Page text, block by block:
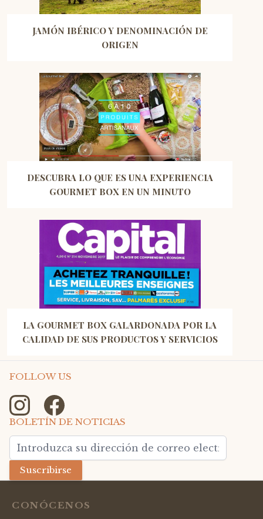
JAMÓN IBÉRICO Y DENOMINACIÓN DE
ORIGEN
DESCUBRA LO QUE ES UNA EXPERIENCIA
GOURMET BOX EN UN MINUTO
LA GOURMET BOX GALARDONADA POR LA
CALIDAD DE SUS PRODUCTOS Y SERVICIOS
FOLLOW US
BOLETÍN DE NOTICIAS
Dirección de email
Suscribirse
CONÓCENOS